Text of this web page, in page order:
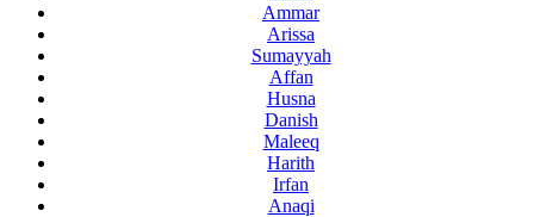
Ammar
Arissa
Sumayyah
Affan
Husna
Danish
Maleeq
Harith
Irfan
Anaqi